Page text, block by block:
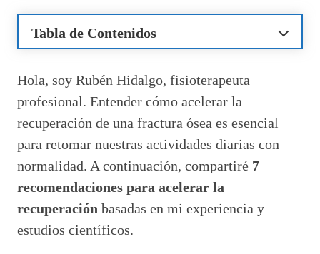
Tabla de Contenidos
Cómo acelerar la recuperación de una fractura
Alimentos para soldar huesos rotos
Cuidados básicos para la consolidación ósea
Medicamentos y suplementos para la curación
ósea
Factores que pueden dificultar la curación de
fracturas
Preguntas relacionadas sobre la recuperación
de fracturas óseas
Hola, soy Rubén Hidalgo, fisioterapeuta
profesional. Entender cómo acelerar la
recuperación de una fractura ósea es esencial
para retomar nuestras actividades diarias con
normalidad. A continuación, compartiré 7
recomendaciones para acelerar la
recuperación basadas en mi experiencia y
estudios científicos.